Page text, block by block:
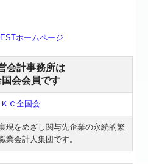
会計事務所は
国会会員です
現をめざし関与先企業の永続的繁
業会計人集団です。